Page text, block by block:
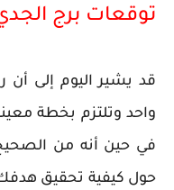
توقعات برج
قد يشير اليوم إلى
واحد وتلتزم بخطة
في حين أنه من
حول كيفية تحقيق